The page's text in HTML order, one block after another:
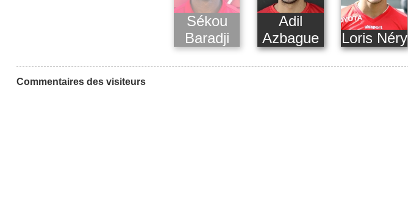
Sékou
Baradji
Adil
Azbague
Loris Néry
Commentaires des visiteurs